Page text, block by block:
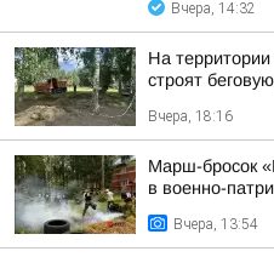
Вчера, 14:32
На
строят
Вчера, 18:16
Марш-бросок
в военно-
Вчера, 13:54